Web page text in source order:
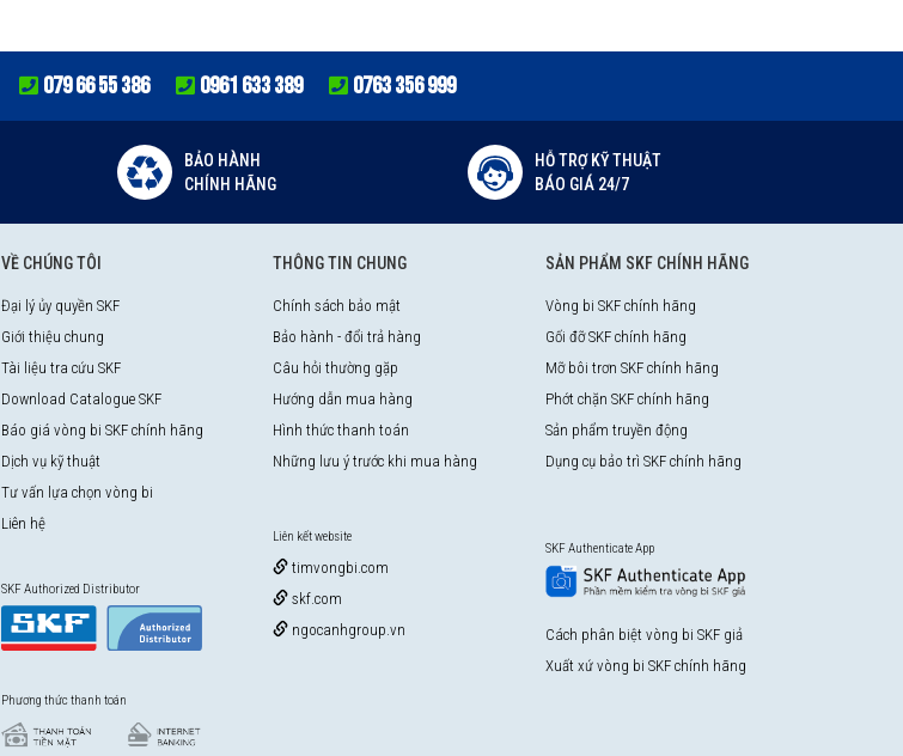
079 66 55 386 0961 633 389 0763 356 999
BẢO HÀNH
CHÍNH HÃNG
HỖ TRỢ KỸ THUẬT
BÁO GIÁ 24/7
VỀ CHÚNG TÔI
Đại lý ủy quyền SKF
Giới thiệu chung
Tài liệu tra cứu SKF
Download Catalogue SKF
Báo giá vòng bi SKF chính hãng
Dịch vụ kỹ thuật
Tư vấn lựa chọn vòng bi
Liên hệ
SKF Authorized Distributor
Phương thức thanh toán
THÔNG TIN CHUNG
Chính sách bảo mật
Bảo hành - đổi trả hàng
Câu hỏi thường gặp
Hướng dẫn mua hàng
Hình thức thanh toán
Những lưu ý trước khi mua hàng
Liên kết website
timvongbi.com
skf.com
ngocanhgroup.vn
SẢN PHẨM SKF CHÍNH HÃNG
Vòng bi SKF chính hãng
Gối đỡ SKF chính hãng
Mỡ bôi trơn SKF chính hãng
Phớt chặn SKF chính hãng
Sản phẩm truyền động
Dụng cụ bảo trì SKF chính hãng
SKF Authenticate App
Cách phân biệt vòng bi SKF giả
Xuất xứ vòng bi SKF chính hãng